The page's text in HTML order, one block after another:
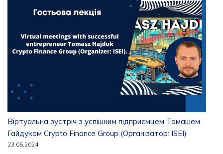
Віртуальна зустріч з успішним підприємцем Томашем
Гайдуком Crypto Finance Group (Організатор: ISEI)
23.05.2024